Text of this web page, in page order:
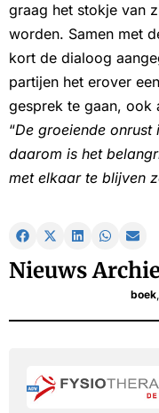
graag het stokje van
worden. Samen met
kort de dialoog
partijen het erover
gesprek te gaan, ook
“De groeiende
daarom is het
met elkaar te blijven
Nieuws
boek,